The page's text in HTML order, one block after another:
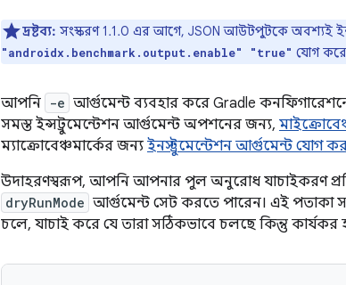
দ্রষ্টব্য: সংস্করণ 1.1.0 এর আগে, JSON আউটপুটকে অবশ্যই
"androidx.benchmark.output.enable" "true" যোগ করে
আপনি -e আর্গুমেন্ট ব্যবহার করে Gradle
সমস্ত ইন্সট্রুমেন্টেশন আর্গুমেন্ট অপশনের জন্য,
ম্যাক্রোবেঞ্চমার্কের জন্য ইনস্ট্রুমেন্টেশন আর্গুমেন্ট যোগ
উদাহরণস্বরূপ, আপনি আপনার পুল অনুরোধ যাচাইকরণ
dryRunMode আর্গুমেন্ট সেট করতে পারেন। এই পতাকা
চলে, যাচাই করে যে তারা সঠিকভাবে চলছে কিন্তু কার্যকর